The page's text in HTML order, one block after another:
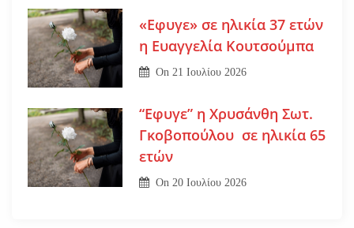
«Εφυγε» σε ηλικία 37 ετών
η Ευαγγελία Κουτσούμπα
On21 Ιουλίου 2026
“Εφυγε” η Χρυσάνθη Σωτ.
Γκοβοπούλου σε ηλικία 65
ετών
On 20 Ιουλίου 2026